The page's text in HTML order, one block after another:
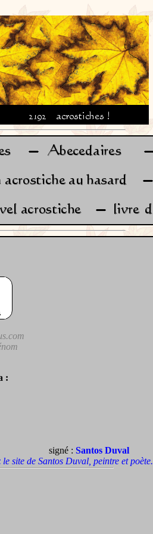
:
signé : Santos Duval
le site de Santos Duval, peintre et poète.